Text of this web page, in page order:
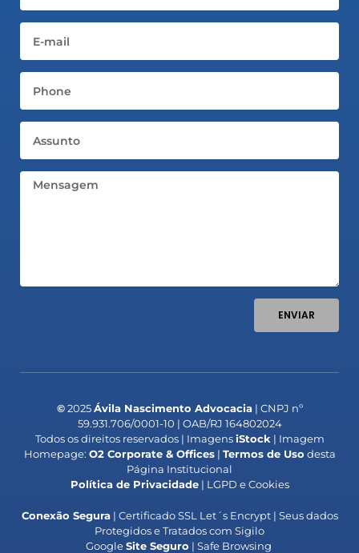
Mensagem
ENVIAR
©2025Ávila Nascimento Advocacia| CNPJ nº
59.931.706/0001-10 | OAB/RJ 164802024
Todos os direitos reservados | ImagensiStock | Imagem
Homepage: O2 Corporate & Offices| Termos de Uso desta
Página Institucional
Política de Privacidade| LGPD e Cookies
Conexão Segura| Certificado SSL Let´s Encrypt | Seus dados
Protegidos e Tratados com Sigilo
GoogleSite Seguro | Safe Browsing